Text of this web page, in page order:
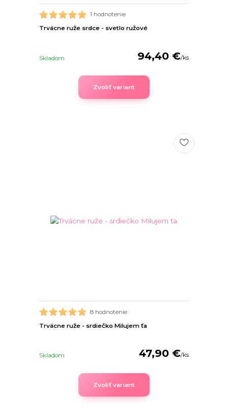
1 hodnotenie
Trvácne ruže srdce - svetlo ružové
94,40 €/ks
Skladom
Zvoliť variant
8 hodnotenie
Trvácne ruže - srdiečko Milujem ťa
47,90 €/ks
Skladom
Zvoliť variant